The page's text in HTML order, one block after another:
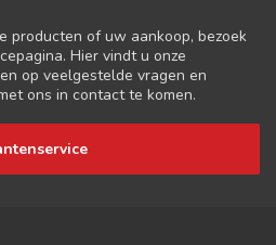
producten of uw aankoop, bezoek
Hier vindt u onze
op veelgestelde vragen en
ons in contact te komen.